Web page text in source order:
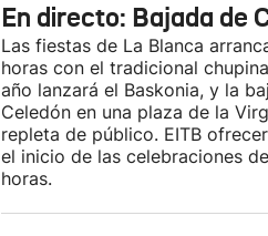
En directo: Bajada de
Las fiestas de La Blanca
horas con el tradicional
año lanzará el Baskonia, y la
Celedón en una plaza de la
repleta de público. EITB
el inicio de las celebraciones
horas.